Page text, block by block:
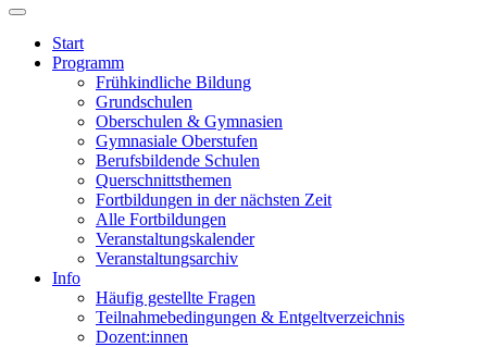
Start
Programm
Frühkindliche Bildung
Grundschulen
Oberschulen & Gymnasien
Gymnasiale Oberstufen
Berufsbildende Schulen
Querschnittsthemen
Fortbildungen in der nächsten Zeit
Alle Fortbildungen
Veranstaltungskalender
Veranstaltungsarchiv
Info
Häufig gestellte Fragen
Teilnahmebedingungen & Entgeltverzeichnis
Dozent:innen